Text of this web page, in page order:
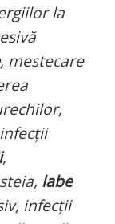
la
, mestecare
,
labe
infecții